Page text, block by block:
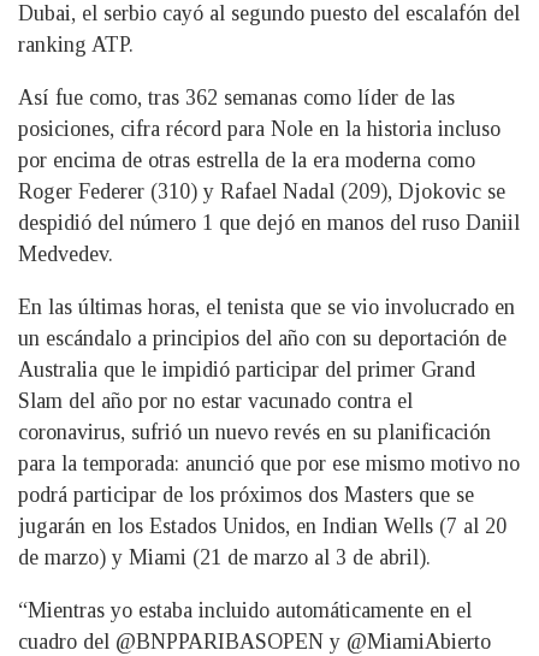
Dubai, el serbio cayó al segundo puesto del escalafón del
ranking ATP.
Así fue como, tras 362 semanas como líder de las
posiciones, cifra récord para Nole en la historia incluso
por encima de otras estrella de la era moderna como
Roger Federer (310) y Rafael Nadal (209), Djokovic se
despidió del número 1 que dejó en manos del ruso Daniil
Medvedev.
En las últimas horas, el tenista que se vio involucrado en
un escándalo a principios del año con su deportación de
Australia que le impidió participar del primer Grand
Slam del año por no estar vacunado contra el
coronavirus, sufrió un nuevo revés en su planificación
para la temporada: anunció que por ese mismo motivo no
podrá participar de los próximos dos Masters que se
jugarán en los Estados Unidos, en Indian Wells (7 al 20
de marzo) y Miami (21 de marzo al 3 de abril).
“Mientras yo estaba incluido automáticamente en el
cuadro del @BNPPARIBASOPEN y @MiamiAbierto